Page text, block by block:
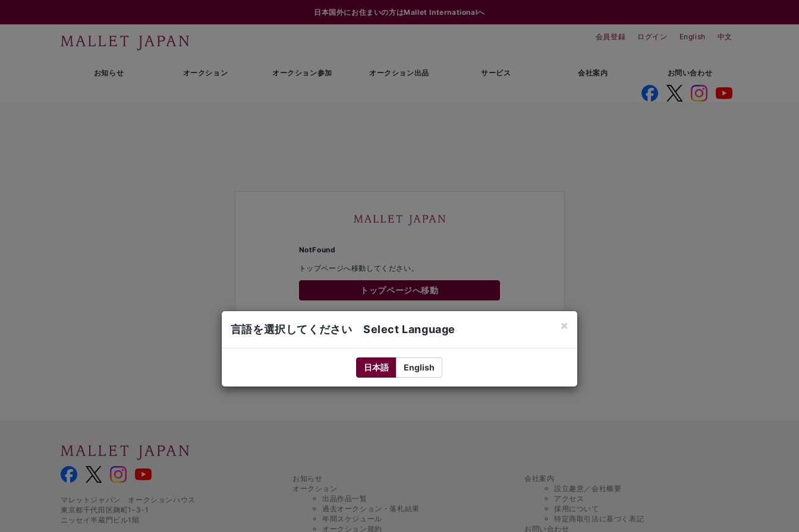
日本国外にお住まいの方はMallet Internationalへ
会員登録 ログイン English 中文
お知らせ オークション オークション参加 オークション出品 サービス 会社案内 お問い合わせ
NotFound
トップページへ移動してください。
トップページへ移動
マレットジャパン オークションハウス
東京都千代田区麹町1-3-1
ニッセイ半蔵門ビル1階
お知らせ
オークション
出品作品一覧
過去オークション・落札結果
年間スケジュール
オークション規約
会社案内
設立趣意／会社概要
アクセス
採用について
特定商取引法に基づく表記
お問い合わせ
言語を選択してください Select Language ×
日本語 English